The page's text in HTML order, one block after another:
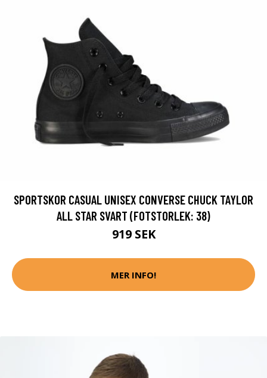
SPORTSKOR CASUAL UNISEX CONVERSE CHUCK TAYLOR
ALL STAR SVART (FOTSTORLEK: 38)
919 SEK
MER INFO!